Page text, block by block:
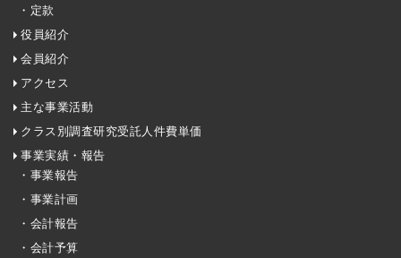
・定款
役員紹介
会員紹介
アクセス
主な事業活動
クラス別調査研究受託人件費単価
事業実績・報告
・事業報告
・事業計画
・会計報告
・会計予算